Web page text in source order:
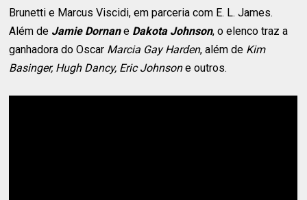
Brunetti e Marcus Viscidi, em parceria com E. L. James.
Além de Jamie Dornane Dakota Johnson, o elenco traz a
ganhadora do Oscar Marcia Gay Harden, além de Kim
Basinger, Hugh Dancy, Eric Johnsone outros.